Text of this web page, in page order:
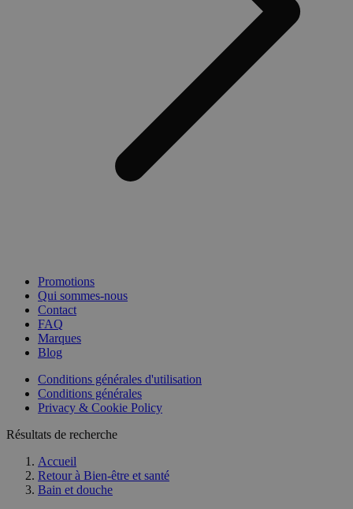
Promotions
Qui sommes-nous
Contact
FAQ
Marques
Blog
Conditions générales d'utilisation
Conditions générales
Privacy & Cookie Policy
Résultats de recherche
Accueil
Retour à Bien-être et santé
Bain et douche